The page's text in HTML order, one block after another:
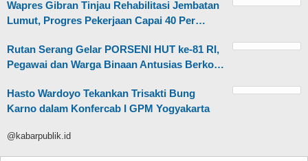
Wapres Gibran Tinjau Rehabilitasi Jembatan
Lumut, Progres Pekerjaan Capai 40 Per…
Rutan Serang Gelar PORSENI HUT ke-81 RI,
Pegawai dan Warga Binaan Antusias Berko…
Hasto Wardoyo Tekankan Trisakti Bung
Karno dalam Konfercab I GPM Yogyakarta
@kabarpublik.id